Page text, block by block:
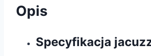
Opis
Specyfikacja